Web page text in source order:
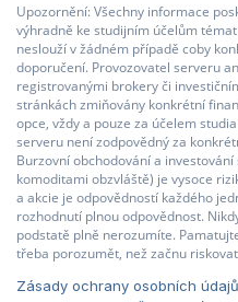
Upozornění: Všechny informace
výhradně ke studijním účelům
neslouží v žádném případě coby
doporučení. Provozovatel serveru
registrovanými brokery či
stránkách zmiňovány konkrétní
opce, vždy a pouze za účelem
serveru není zodpovědný za
Burzovní obchodování a
komoditami obzvláště) je vysoce
a akcie je odpovědností každého
rozhodnutí plnou odpovědnost.
podstatě plně nerozumíte.
třeba porozumět, než začnu
Zásady ochrany osobních údajů